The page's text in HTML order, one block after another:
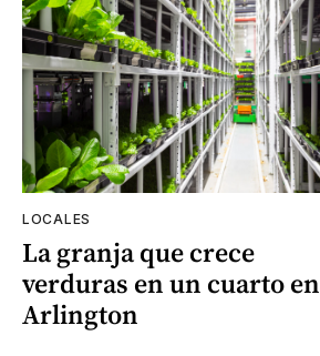
LOCALES
La granja que crece
verduras en un cuarto en
Arlington